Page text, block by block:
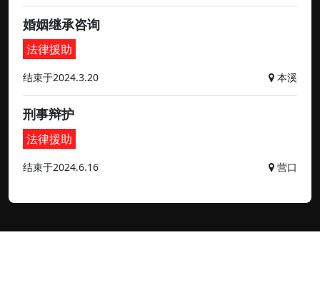
婚姻继承咨询
法律援助
结束于2024.3.20 本溪
刑事辩护
法律援助
结束于2024.6.16 营口